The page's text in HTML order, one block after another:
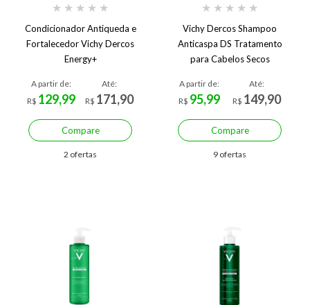
★ ★ ★ ★ ★
Condicionador Antiqueda e
Fortalecedor Vichy Dercos
Energy+
A partir de:
R$ 129,99
Até:
R$ 171,90
Compare
2 ofertas
★ ★ ★ ★ ★
Vichy Dercos Shampoo
Anticaspa DS Tratamento
para Cabelos Secos
A partir de:
R$ 95,99
Até:
R$ 149,90
Compare
9 ofertas